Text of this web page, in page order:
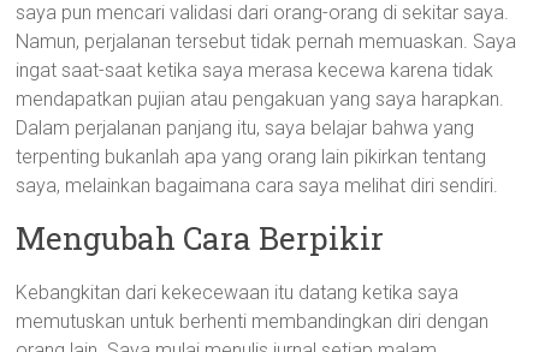
saya pun mencari validasi dari orang-orang di sekitar saya.
Namun, perjalanan tersebut tidak pernah memuaskan. Saya
ingat saat-saat ketika saya merasa kecewa karena tidak
mendapatkan pujian atau pengakuan yang saya harapkan.
Dalam perjalanan panjang itu, saya belajar bahwa yang
terpenting bukanlah apa yang orang lain pikirkan tentang
saya, melainkan bagaimana cara saya melihat diri sendiri.
Mengubah Cara Berpikir
Kebangkitan dari kekecewaan itu datang ketika saya
memutuskan untuk berhenti membandingkan diri dengan